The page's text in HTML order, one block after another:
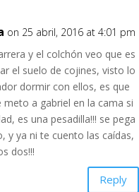
on 25 abril, 2016 at 4:01 pm
y el colchón veo que es
el suelo de cojines, visto lo
dormir con ellos, es que
a gabriel en la cama si
es una pesadilla!!! se pega
y ya ni te cuento las caídas,
dos!!!
Reply